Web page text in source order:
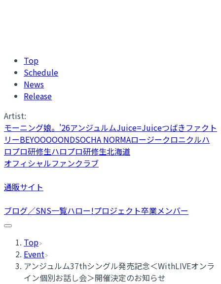
Top
Schedule
News
Release
Artist:
モーニング娘。'26アンジュルムJuice=Juiceつばきファクト
リーBEYOOOOONDSOCHA NORMAロージークロニクルハ
ロプロ研修生ハロプロ研修生北海道
オフィシャルファンクラブ
通販サイト
ブログ／SNS一覧ハロー!プロジェクト卒業メンバー
Top
Event
アンジュルム37thシングル発売記念＜WithLIVEオンラ
イン個別お話し会＞開催決定のお知らせ